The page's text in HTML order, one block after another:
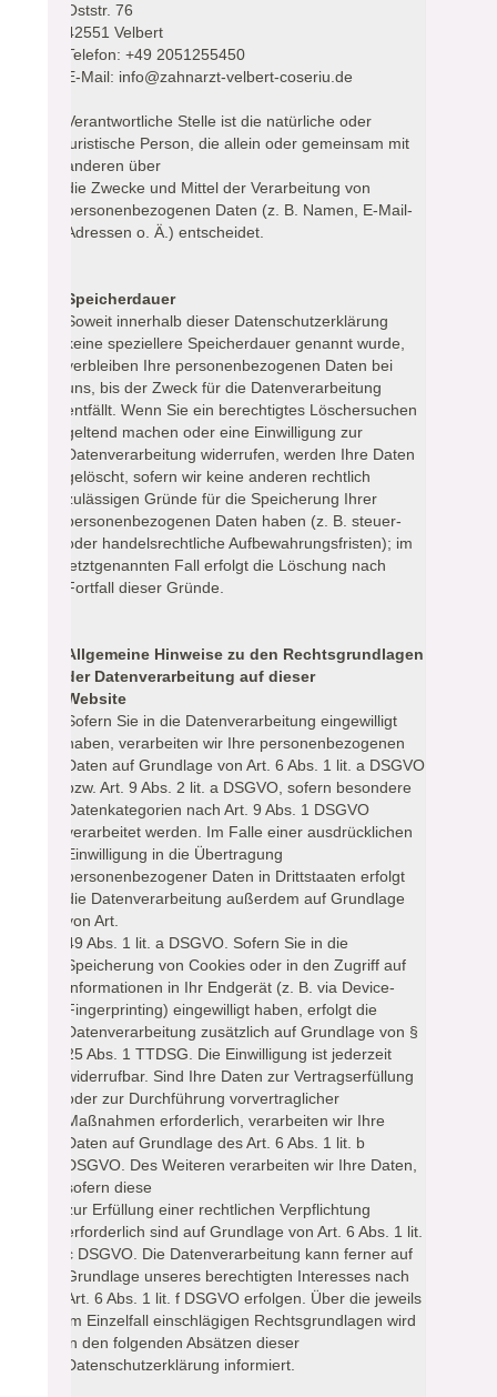
Oststr. 76
42551 Velbert
Telefon: +49 2051255450
E-Mail: info@zahnarzt-velbert-coseriu.de
Verantwortliche Stelle ist die natürliche oder
juristische Person, die allein oder gemeinsam mit
anderen über
die Zwecke und Mittel der Verarbeitung von
personenbezogenen Daten (z. B. Namen, E-Mail-
Adressen o. Ä.) entscheidet.
Speicherdauer
Soweit innerhalb dieser Datenschutzerklärung
keine speziellere Speicherdauer genannt wurde,
verbleiben Ihre personenbezogenen Daten bei
uns, bis der Zweck für die Datenverarbeitung
entfällt. Wenn Sie ein berechtigtes Löschersuchen
geltend machen oder eine Einwilligung zur
Datenverarbeitung widerrufen, werden Ihre Daten
gelöscht, sofern wir keine anderen rechtlich
zulässigen Gründe für die Speicherung Ihrer
personenbezogenen Daten haben (z. B. steuer-
oder handelsrechtliche Aufbewahrungsfristen); im
letztgenannten Fall erfolgt die Löschung nach
Fortfall dieser Gründe.
Allgemeine Hinweise zu den Rechtsgrundlagen
der Datenverarbeitung auf dieser
Website
Sofern Sie in die Datenverarbeitung eingewilligt
haben, verarbeiten wir Ihre personenbezogenen
Daten auf Grundlage von Art. 6 Abs. 1 lit. a DSGVO
bzw. Art. 9 Abs. 2 lit. a DSGVO, sofern besondere
Datenkategorien nach Art. 9 Abs. 1 DSGVO
verarbeitet werden. Im Falle einer ausdrücklichen
Einwilligung in die Übertragung
personenbezogener Daten in Drittstaaten erfolgt
die Datenverarbeitung außerdem auf Grundlage
von Art.
49 Abs. 1 lit. a DSGVO. Sofern Sie in die
Speicherung von Cookies oder in den Zugriff auf
Informationen in Ihr Endgerät (z. B. via Device-
Fingerprinting) eingewilligt haben, erfolgt die
Datenverarbeitung zusätzlich auf Grundlage von §
25 Abs. 1 TTDSG. Die Einwilligung ist jederzeit
widerrufbar. Sind Ihre Daten zur Vertragserfüllung
oder zur Durchführung vorvertraglicher
Maßnahmen erforderlich, verarbeiten wir Ihre
Daten auf Grundlage des Art. 6 Abs. 1 lit. b
DSGVO. Des Weiteren verarbeiten wir Ihre Daten,
sofern diese
zur Erfüllung einer rechtlichen Verpflichtung
erforderlich sind auf Grundlage von Art. 6 Abs. 1 lit.
c DSGVO. Die Datenverarbeitung kann ferner auf
Grundlage unseres berechtigten Interesses nach
Art. 6 Abs. 1 lit. f DSGVO erfolgen. Über die jeweils
im Einzelfall einschlägigen Rechtsgrundlagen wird
in den folgenden Absätzen dieser
Datenschutzerklärung informiert.